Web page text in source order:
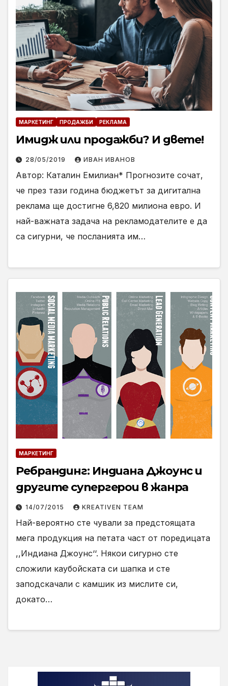
МАРКЕТИНГ ПРОДАЖБИ РЕКЛАМА
Имидж или продажби? И двете!
28/05/2019 ИВАН ИВАНОВ
Автор: Каталин Емилиан* Прогнозите сочат,
че през тази година бюджетът за дигитална
реклама ще достигне 6,820 милиона евро. И
най-важната задача на рекламодателите е да
са сигурни, че посланията им…
МАРКЕТИНГ
Ребрандинг: Индиана Джоунс и
другите супергерои в жанра
14/07/2015 KREATIVEN TEAM
Най-вероятно сте чували за предстоящата
мега продукция на петата част от поредицата
,,Индиана Джоунс‘‘. Някои сигурно сте
сложили каубойската си шапка и сте
заподскачали с камшик из мислите си,
докато…